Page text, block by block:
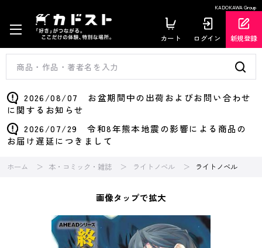
KADOKAWA Group
カート ログイン 新規登録
2026/08/07 お盆期間中の出荷およびお問い合わせ
に関するお知らせ
2026/07/29 令和8年熊本地震の影響による商品の
お届け遅延につきまして
ホーム 本・コミック・雑誌 ライトノベル ライトノベル
画像タップで拡大